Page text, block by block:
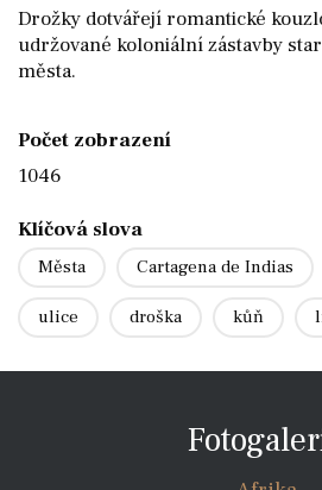
Drožky dotvářejí romantické
udržované koloniální zástavby
města.
Počet zobrazení
1046
Klíčová slova
Města Cartagena de Indias
ulice droška kůň